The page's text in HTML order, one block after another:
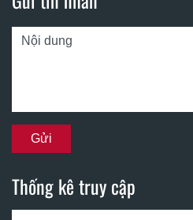
Thống kê truy cập